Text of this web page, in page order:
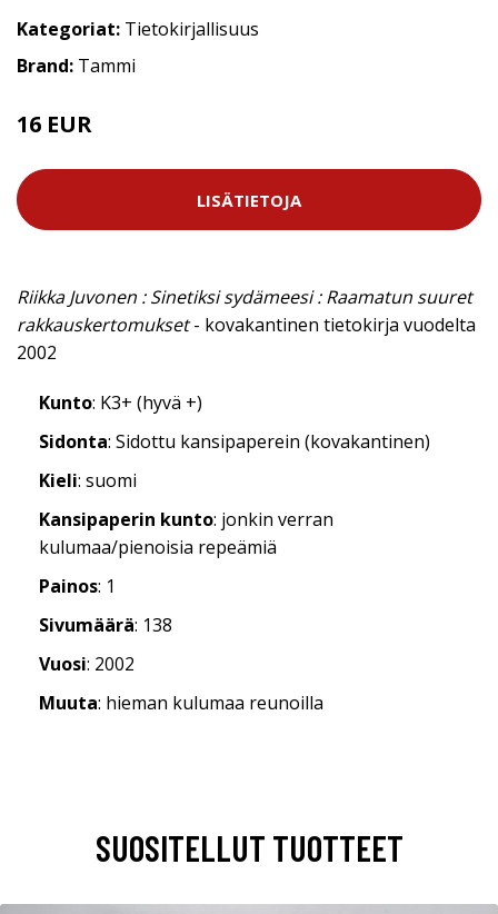
Kategoriat: Tietokirjallisuus
Brand: Tammi
16 EUR
LISÄTIETOJA
Riikka Juvonen : Sinetiksi sydämeesi : Raamatun suuret
rakkauskertomukset- kovakantinen tietokirja vuodelta
2002
Kunto: K3+ (hyvä +)
Sidonta: Sidottu kansipaperein (kovakantinen)
Kieli: suomi
Kansipaperin kunto: jonkin verran
kulumaa/pienoisia repeämiä
Painos: 1
Sivumäärä: 138
Vuosi: 2002
Muuta: hieman kulumaa reunoilla
SUOSITELLUT TUOTTEET